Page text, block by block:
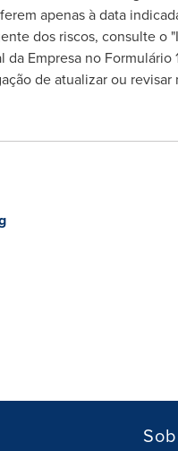
apenas à data
dos riscos, consulte o
Empresa no Formulário
de atualizar ou revisar